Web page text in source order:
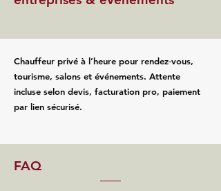
Chauffeur privé à l’heure pour rendez‑vous,
tourisme, salons et événements. Attente
incluse selon devis, facturation pro, paiement
par lien sécurisé.
FAQ